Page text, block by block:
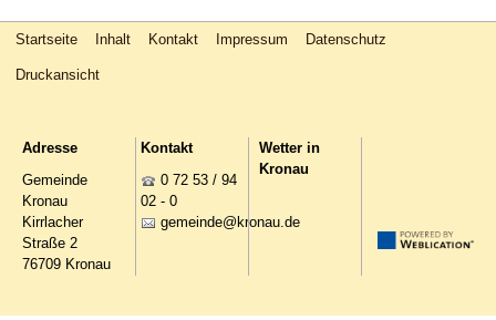
Startseite Inhalt Kontakt Impressum Datenschutz
Druckansicht
Adresse
Gemeinde
Kronau
Kirrlacher
Straße 2
76709 Kronau
Kontakt
0 72 53 / 94
02 - 0
g m nd kr n d
Wetter in
Kronau